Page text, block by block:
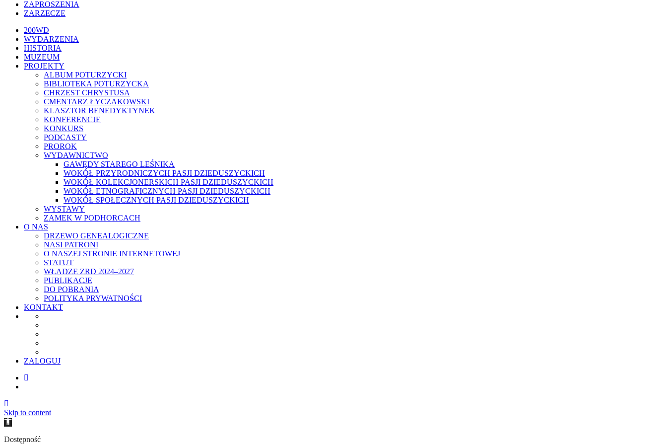
ZAPROSZENIA
ZARZECZE
Close
Menu
200WD
WYDARZENIA
HISTORIA
MUZEUM
PROJEKTY
ALBUM POTURZYCKI
BIBLIOTEKA POTURZYCKA
CHRZEST CHRYSTUSA
CMENTARZ ŁYCZAKOWSKI
KLASZTOR BENEDYKTYNEK
KONFERENCJE
KONKURS
PODCASTY
PROROK
WYDAWNICTWO
GAWĘDY STAREGO LEŚNIKA
WOKÓŁ PRZYRODNICZYCH PASJI DZIEDUSZYCKICH
WOKÓŁ KOLEKCJONERSKICH PASJI DZIEDUSZYCKICH
WOKÓŁ ETNOGRAFICZNYCH PASJI DZIEDUSZYCKICH
WOKÓŁ SPOŁECZNYCH PASJI DZIEDUSZYCKICH
WYSTAWY
ZAMEK W PODHORCACH
O NAS
DRZEWO GENEALOGICZNE
NASI PATRONI
O NASZEJ STRONIE INTERNETOWEJ
STATUT
WŁADZE ZRD 2024–2027
PUBLIKACJE
DO POBRANIA
POLITYKA PRYWATNOŚCI
KONTAKT
ZALOGUJ
Skip to content
Open
Dostępność